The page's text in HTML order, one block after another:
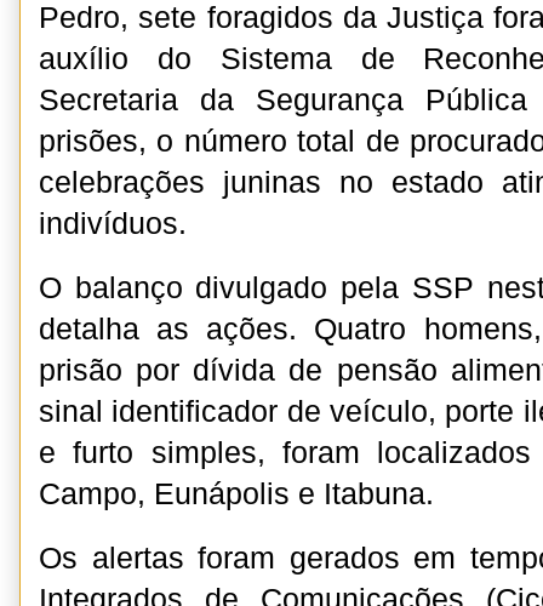
Pedro, sete foragidos da Justiça
auxílio do Sistema de
Secretaria da Segurança
prisões, o número total de
celebrações juninas no estado
indivíduos.
O balanço divulgado pela SSP
detalha as ações. Quatro
prisão por dívida de pensão
sinal identificador de veículo, porte
e furto simples, foram
Campo, Eunápolis e Itabuna.
Os alertas foram gerados em
Integrados de Comunicações